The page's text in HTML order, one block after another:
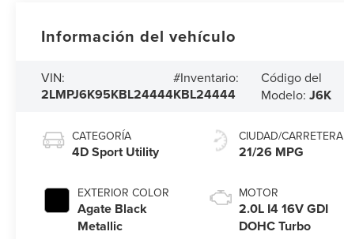
Información del vehículo
VIN:
2LMPJ6K95KBL24444
#Inventario:
KBL24444
Código del
Modelo:J6K
CATEGORÍA
4D Sport Utility
EXTERIOR COLOR
Agate Black
Metallic
CIUDAD/CARRETERA
21/26 MPG
MOTOR
2.0L I4 16V GDI
DOHC Turbo